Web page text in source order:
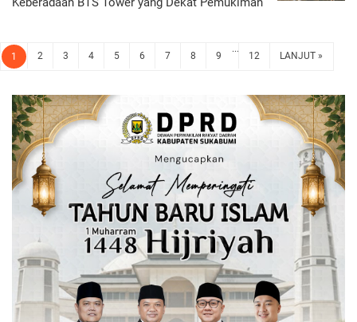
1 2 3 4 5 6 7 8 9
...
12 LANJUT »